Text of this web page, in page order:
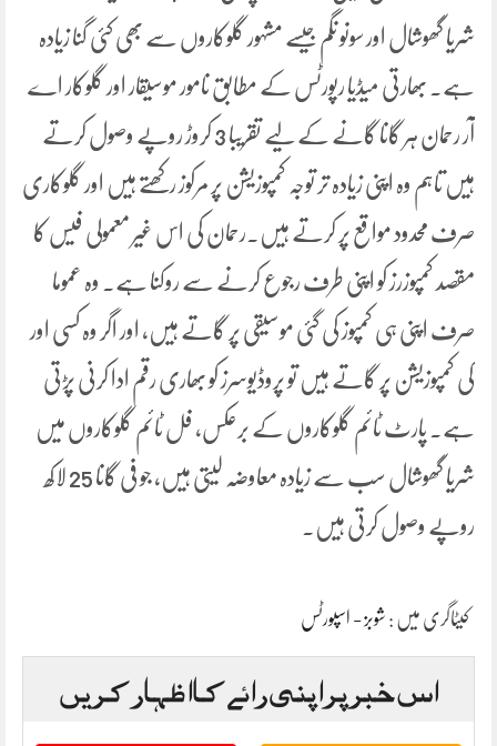
شریا گھوشال اور سونو نگم جیسے مشہور گلوکاروں سے بھی کئی گنا زیادہ
ہے۔ بھارتی میڈیا رپورٹس کے مطابق نامور موسیقار اور گلوکار اے
آر رحمان ہر گانا گانے کے لیے تقریبا 3 کروڑ روپے وصول کرتے
ہیں تاہم وہ اپنی زیادہ تر توجہ کمپوزیشن پر مرکوز رکھتے ہیں اور گلوکاری
صرف محدود مواقع پر کرتے ہیں۔رحمان کی اس غیر معمولی فیس کا
مقصد کمپوزرز کو اپنی طرف رجوع کرنے سے روکنا ہے۔ وہ عموما
صرف اپنی ہی کمپوز کی گئی موسیقی پر گاتے ہیں، اور اگر وہ کسی اور
کی کمپوزیشن پر گاتے ہیں تو پروڈیوسرز کو بھاری رقم ادا کرنی پڑتی
ہے۔ پارٹ ٹائم گلوکاروں کے برعکس، فل ٹائم گلوکاروں میں
شریا گھوشال سب سے زیادہ معاوضہ لیتی ہیں، جو فی گانا 25 لاکھ
روپے وصول کرتی ہیں۔
کیٹاگری میں : شوبز - اسپورٹس
اس خبر پر اپنی رائے کا اظہار کریں